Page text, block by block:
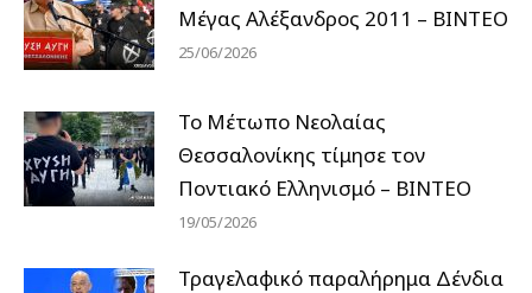
Μέγας Αλέξανδρος 2011 – ΒΙΝΤΕΟ
25/06/2026
Το Μέτωπο Νεολαίας
Θεσσαλονίκης τίμησε τον
Ποντιακό Ελληνισμό – ΒΙΝΤΕΟ
19/05/2026
Τραγελαφικό παραλήρημα Δένδια